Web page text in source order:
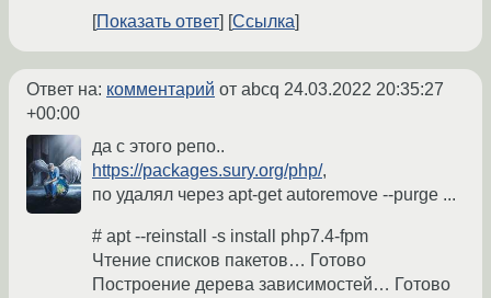
Показать ответ
Ссылка
Ответ на: комментарий от abcq 24.03.2022 20:35:27
+00:00
да с этого репо..
https://packages.sury.org/php/,
по удалял через apt-get autoremove --purge ...
# apt --reinstall -s install php7.4-fpm
Чтение списков пакетов… Готово
Построение дерева зависимостей… Готово